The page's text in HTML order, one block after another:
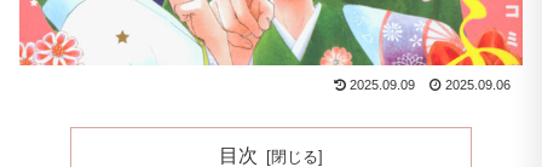
2025.09.09 2025.09.06
目次